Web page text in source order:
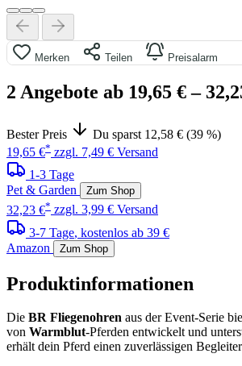
Merken Teilen Preisalarm
2 Angebote ab 19,65 €–
Bester Preis
Du sparst 12,58 € (39 %)
19,65 €* zzgl. 7,49 € Versand
1-3 Tage
Pet & Garden
Zum Shop
32,23 €* zzgl. 3,99 € Versand
3-7 Tage, kostenlos ab 39 €
Amazon
Zum Shop
Produktinformationen
Die BR Fliegenohren aus der Event-Serie
von Warmblut-Pferden entwickelt und
erhält dein Pferd einen zuverlässigen